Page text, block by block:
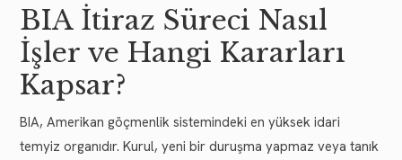
BIA İtiraz Süreci Nasıl
İşler ve Hangi Kararları
Kapsar?
BIA, Amerikan göçmenlik sistemindeki en yüksek idari
temyiz organıdır. Kurul, yeni bir duruşma yapmaz veya tanık